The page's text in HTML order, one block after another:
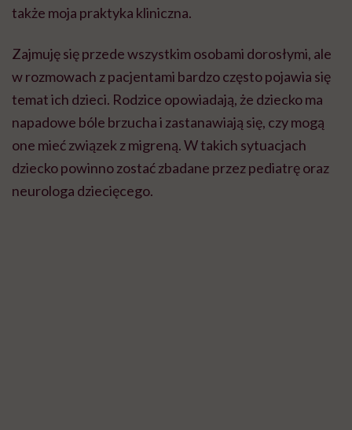
także moja praktyka kliniczna.
Zajmuję się przede wszystkim osobami dorosłymi, ale
w rozmowach z pacjentami bardzo często pojawia się
temat ich dzieci. Rodzice opowiadają, że dziecko ma
napadowe bóle brzucha i zastanawiają się, czy mogą
one mieć związek z migreną. W takich sytuacjach
dziecko powinno zostać zbadane przez pediatrę oraz
neurologa dziecięcego.